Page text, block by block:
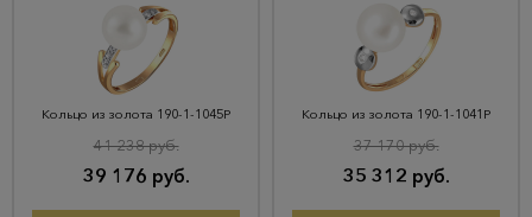
Кольцо из золота 190-1-1045Р
39 176 руб.
41 238 руб.
Кольцо из золота 190-1-1041Р
35 312 руб.
37 170 руб.